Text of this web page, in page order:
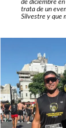
de diciembre
trata de un
Silvestre y que